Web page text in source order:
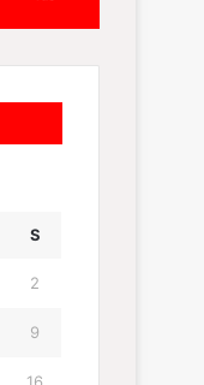
S
2
9